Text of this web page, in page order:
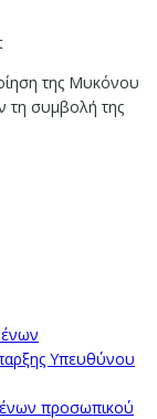
της Μυκόνου
τη συμβολή της
Υπευθύνου
προσωπικού